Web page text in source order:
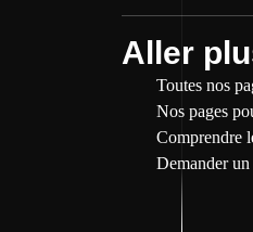
Aller
Toutes nos
Nos pages
Comprendre
Demander